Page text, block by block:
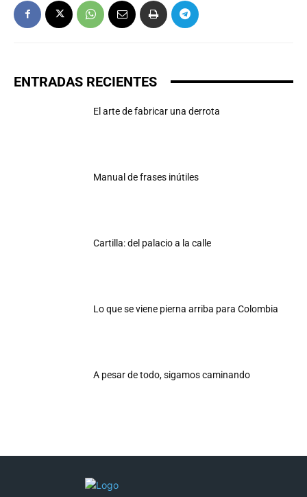
ENTRADAS RECIENTES
El arte de fabricar una derrota
Manual de frases inútiles
Cartilla: del palacio a la calle
Lo que se viene pierna arriba para Colombia
A pesar de todo, sigamos caminando